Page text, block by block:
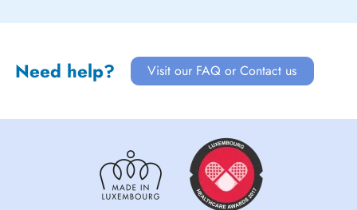
Need help? Visit our FAQ or Contact us